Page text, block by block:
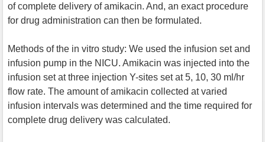
of complete delivery of amikacin. And, an exact procedure
for drug administration can then be formulated.
Methods of the in vitro study: We used the infusion set and
infusion pump in the NICU. Amikacin was injected into the
infusion set at three injection Y-sites set at 5, 10, 30 ml/hr
flow rate. The amount of amikacin collected at varied
infusion intervals was determined and the time required for
complete drug delivery was calculated.